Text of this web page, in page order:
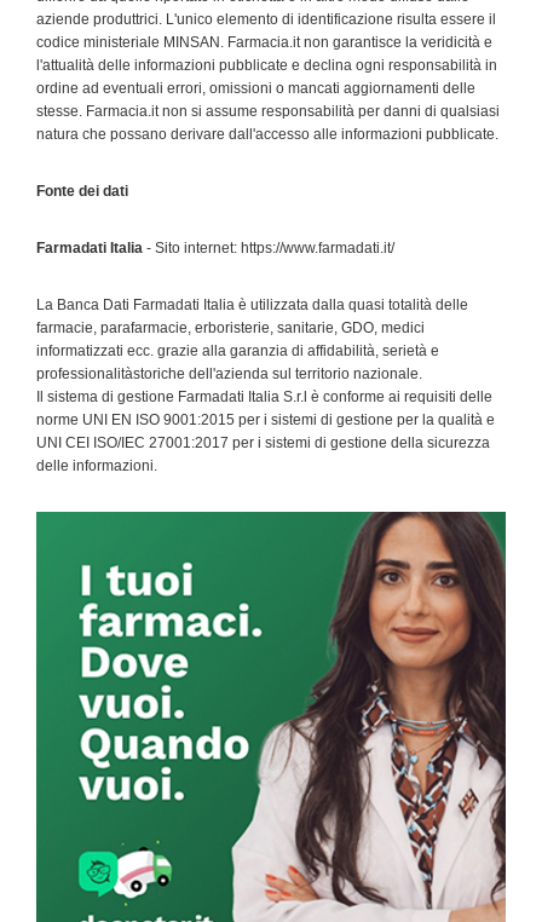
aziende produttrici. L'unico elemento di identificazione risulta essere il
codice ministeriale MINSAN. Farmacia.it non garantisce la veridicità e
l'attualità delle informazioni pubblicate e declina ogni responsabilità in
ordine ad eventuali errori, omissioni o mancati aggiornamenti delle
stesse. Farmacia.it non si assume responsabilità per danni di qualsiasi
natura che possano derivare dall'accesso alle informazioni pubblicate.
Fonte dei dati
Farmadati Italia - Sito internet: https://www.farmadati.it/
La Banca Dati Farmadati Italia è utilizzata dalla quasi totalità delle
farmacie, parafarmacie, erboristerie, sanitarie, GDO, medici
informatizzati ecc. grazie alla garanzia di affidabilità, serietà e
professionalitàstoriche dell'azienda sul territorio nazionale.
Il sistema di gestione Farmadati Italia S.r.l è conforme ai requisiti delle
norme UNI EN ISO 9001:2015 per i sistemi di gestione per la qualità e
UNI CEI ISO/IEC 27001:2017 per i sistemi di gestione della sicurezza
delle informazioni.
Sidebar